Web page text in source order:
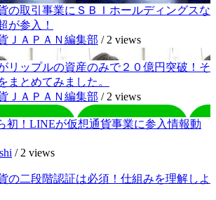
の取引事業にＳＢＩホールディングスな
が参入！
ＪＡＰＡＮ編集部 / 2 views
リップルの資産のみで２０億円突破！そ
まとめてみました。
ＪＡＰＡＮ編集部 / 2 views
初！LINEが仮想通貨事業に参入情報動
/ 2 views
の二段階認証は必須！仕組みを理解しよ